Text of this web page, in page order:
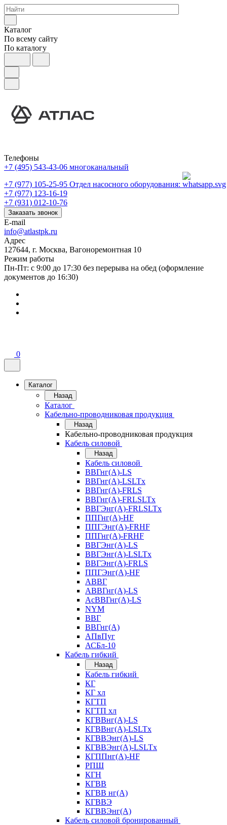
Каталог
По всему сайту
По каталогу
Телефоны
+7 (495) 543-43-06 многоканальный
+7 (977) 105-25-95 Отдел насосного оборудования:
+7 (977) 123-16-19
+7 (931) 012-10-76
Заказать звонок
E-mail
info@atlastpk.ru
Адрес
127644, г. Москва, Вагоноремонтная 10
Режим работы
Пн-Пт: с 9:00 до 17:30 без перерыва на обед (оформление
документов до 16:30)
0
Каталог
Назад
Каталог
Кабельно-проводниковая продукция
Назад
Кабельно-проводниковая продукция
Кабель силовой
Назад
Кабель силовой
ВВГнг(А)-LS
ВВГнг(А)-LSLTx
ВВГнг(А)-FRLS
ВВГнг(А)-FRLSLTx
ВВГЭнг(А)-FRLSLTx
ППГнг(А)-HF
ППГЭнг(А)-FRHF
ППГнг(А)-FRHF
ВВГЭнг(А)-LS
ВВГЭнг(А)-LSLTx
ВВГЭнг(А)-FRLS
ППГЭнг(А)-HF
АВВГ
АВВГнг(А)-LS
АсВВГнг(А)-LS
NYM
ВВГ
ВВГнг(А)
АПвПуг
АСБл-10
Кабель гибкий
Назад
Кабель гибкий
КГ
КГ хл
КГТП
КГТП хл
КГВВнг(А)-LS
КГВВнг(А)-LSLTx
КГВВЭнг(А)-LS
КГВВЭнг(А)-LSLTx
КГППнг(А)-HF
РПШ
КГН
КГВВ
КГВВ нг(А)
КГВВЭ
КГВВЭнг(А)
Кабель силовой бронированный